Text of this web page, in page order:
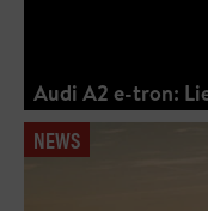
Audi A2 e-tron:
NEWS